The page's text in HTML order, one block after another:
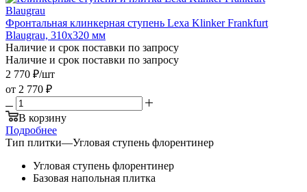
Фронтальная клинкерная ступень Lexa Klinker Frankfurt
Blaugrau, 310х320 мм
Наличие и срок поставки по запросу
Наличие и срок поставки по запросу
2 770 ₽/шт
от 2 770 ₽
В корзину
Подробнее
Тип плитки—Угловая ступень флорентинер
Угловая ступень флорентинер
Базовая напольная плитка